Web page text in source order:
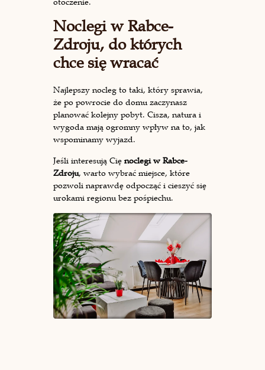
otoczenie.
Noclegi w Rabce-
Zdroju, do których
chce się wracać
Najlepszy nocleg to taki, który sprawia,
że po powrocie do domu zaczynasz
planować kolejny pobyt. Cisza, natura i
wygoda mają ogromny wpływ na to, jak
wspominamy wyjazd.
Jeśli interesują Cię noclegi w Rabce-
Zdroju, warto wybrać miejsce, które
pozwoli naprawdę odpocząć i cieszyć się
urokami regionu bez pośpiechu.